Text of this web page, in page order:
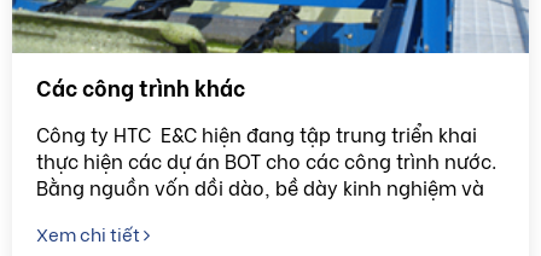
Các công trình khác
Công ty HTC E&C hiện đang tập trung triển khai
thực hiện các dự án BOT cho các công trình nước.
Bằng nguồn vốn dồi dào, bề dày kinh nghiệm và
BOT của HTC E&C sẽ đem lại cho khách hàng sự
Xem chi tiết